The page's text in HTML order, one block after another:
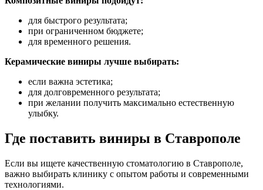
для быстрого результата;
при ограниченном бюджете;
для временного решения.
Керамические виниры лучше выбирать:
если важна эстетика;
для долговременного результата;
при желании получить максимально естественную
улыбку.
Где поставить виниры в Ставрополе
Если вы ищете качественную стоматологию в Ставрополе,
важно выбирать клинику с опытом работы и современными
технологиями.